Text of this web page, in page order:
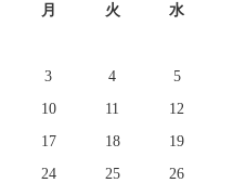
月 火 水
3
4 5
10
11 12
17
18 19
24
25 26